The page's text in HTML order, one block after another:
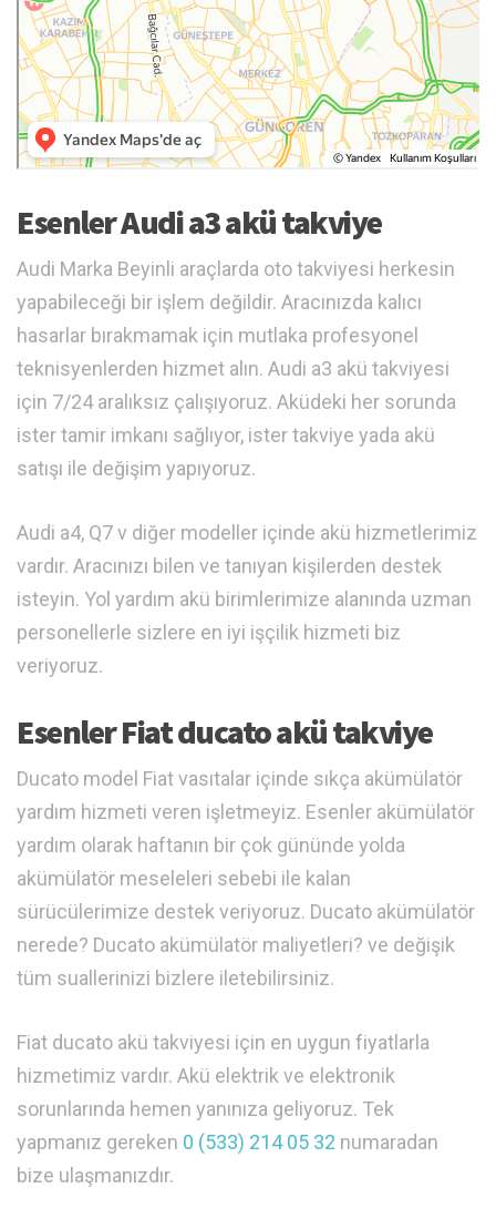
Esenler Audi a3 akü takviye
Audi Marka Beyinli araçlarda oto takviyesi herkesin
yapabileceği bir işlem değildir. Aracınızda kalıcı
hasarlar bırakmamak için mutlaka profesyonel
teknisyenlerden hizmet alın. Audi a3 akü takviyesi
için 7/24 aralıksız çalışıyoruz. Aküdeki her sorunda
ister tamir imkanı sağlıyor, ister takviye yada akü
satışı ile değişim yapıyoruz.
Audi a4, Q7 v diğer modeller içinde akü hizmetlerimiz
vardır. Aracınızı bilen ve tanıyan kişilerden destek
isteyin. Yol yardım akü birimlerimize alanında uzman
personellerle sizlere en iyi işçilik hizmeti biz
veriyoruz.
Esenler Fiat ducato akü takviye
Ducato model Fiat vasıtalar içinde sıkça akümülatör
yardım hizmeti veren işletmeyiz. Esenler akümülatör
yardım olarak haftanın bir çok gününde yolda
akümülatör meseleleri sebebi ile kalan
sürücülerimize destek veriyoruz. Ducato akümülatör
nerede? Ducato akümülatör maliyetleri? ve değişik
tüm suallerinizi bizlere iletebilirsiniz.
Fiat ducato akü takviyesi için en uygun fiyatlarla
hizmetimiz vardır. Akü elektrik ve elektronik
sorunlarında hemen yanınıza geliyoruz. Tek
yapmanız gereken 0 (533) 214 05 32 numaradan
bize ulaşmanızdır.